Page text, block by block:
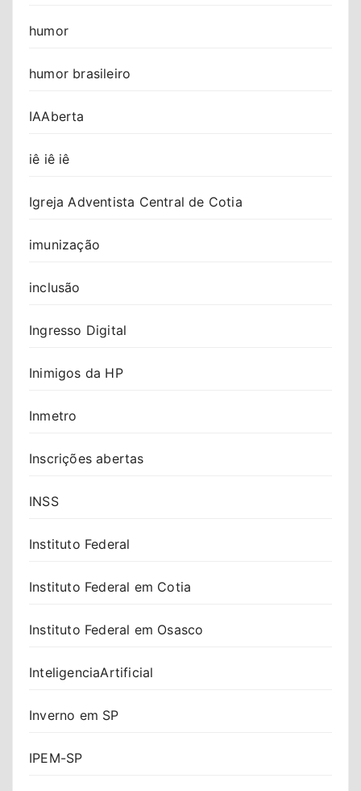
humor
humor brasileiro
IAAberta
iê iê iê
Igreja Adventista Central de Cotia
imunização
inclusão
Ingresso Digital
Inimigos da HP
Inmetro
Inscrições abertas
INSS
Instituto Federal
Instituto Federal em Cotia
Instituto Federal em Osasco
InteligenciaArtificial
Inverno em SP
IPEM-SP